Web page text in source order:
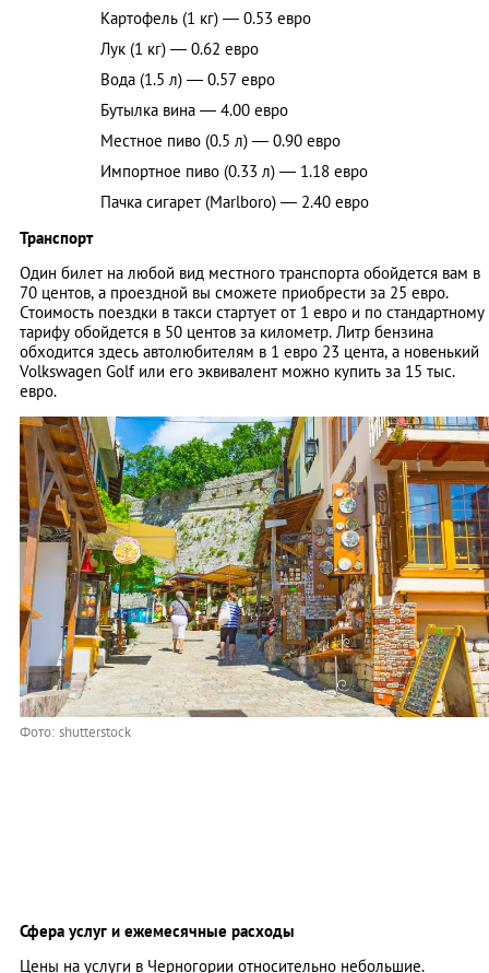
Картофель (1 кг) — 0.53 евро
Лук (1 кг) — 0.62 евро
Вода (1.5 л) — 0.57 евро
Бутылка вина — 4.00 евро
Местное пиво (0.5 л) — 0.90 евро
Импортное пиво (0.33 л) — 1.18 евро
Пачка сигарет (Marlboro) — 2.40 евро
Транспорт
Один билет на любой вид местного транспорта обойдется вам в
70 центов, а проездной вы сможете приобрести за 25 евро.
Стоимость поездки в такси стартует от 1 евро и по стандартному
тарифу обойдется в 50 центов за километр. Литр бензина
обходится здесь автолюбителям в 1 евро 23 цента, а новенький
Volkswagen Golf или его эквивалент можно купить за 15 тыс.
евро.
Фото: shutterstock
Сфера услуг и ежемесячные расходы
Цены на услуги в Черногории относительно небольшие.